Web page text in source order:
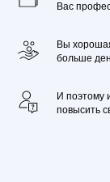
Вас
Вы
больше
И поэтому
повысить